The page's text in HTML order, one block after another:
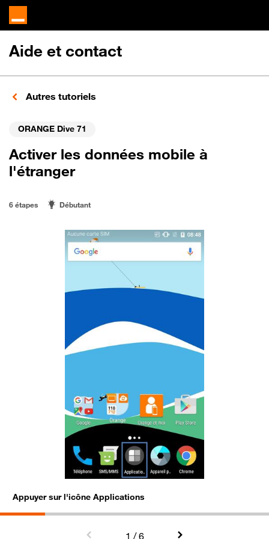
Aide et contact
Autres tutoriels
ORANGE Dive 71
Activer les données mobile à
l'étranger
6 étapes Débutant
Appuyer sur l'icône Applications
1 / 6